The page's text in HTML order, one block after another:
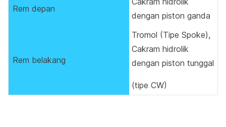
Rem depan
dengan piston ganda
Rem belakang
Tromol (Tipe Spoke),
Cakram hidrolik
dengan piston tunggal
(tipe CW)